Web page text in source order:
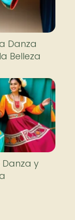
Danza
Belleza
Danza y